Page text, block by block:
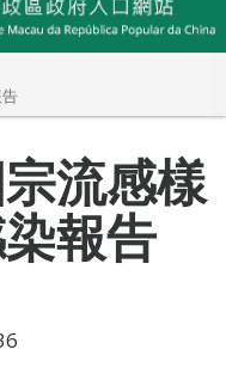
流感樣
報告